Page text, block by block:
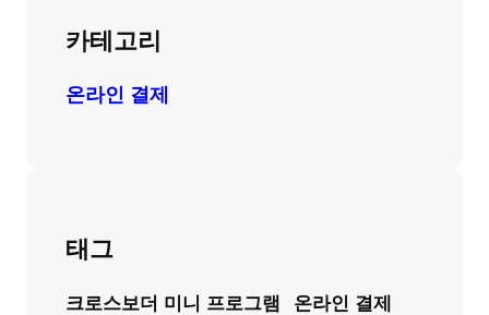
카테고리
온라인 결제
태그
크로스보더 미니 프로그램 온라인 결제